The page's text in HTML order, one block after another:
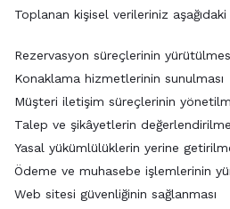
Toplanan kişisel verileriniz
Rezervasyon süreçlerinin
Konaklama hizmetlerinin sunulması
Müşteri iletişim süreçlerinin
Talep ve şikâyetlerin
Yasal yükümlülüklerin yerine
Ödeme ve muhasebe işlemlerinin
Web sitesi güvenliğinin sağlanması